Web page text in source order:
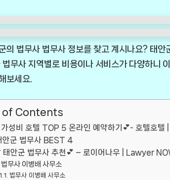
의 법무사 법무사 정보를 찾고 계시나요? 태
법무사 지역별로 비용이나 서비스가 다양하니
보세요.
of Contents
가성비 호텔 TOP 5 온라인 예약하기💕- 호텔호텔
안군 법무사 BEST 4
태안군 법무사 추천💕 – 로이어나우 | Lawyer
법무사 이병배 사무소
법무사 이병배 사무소